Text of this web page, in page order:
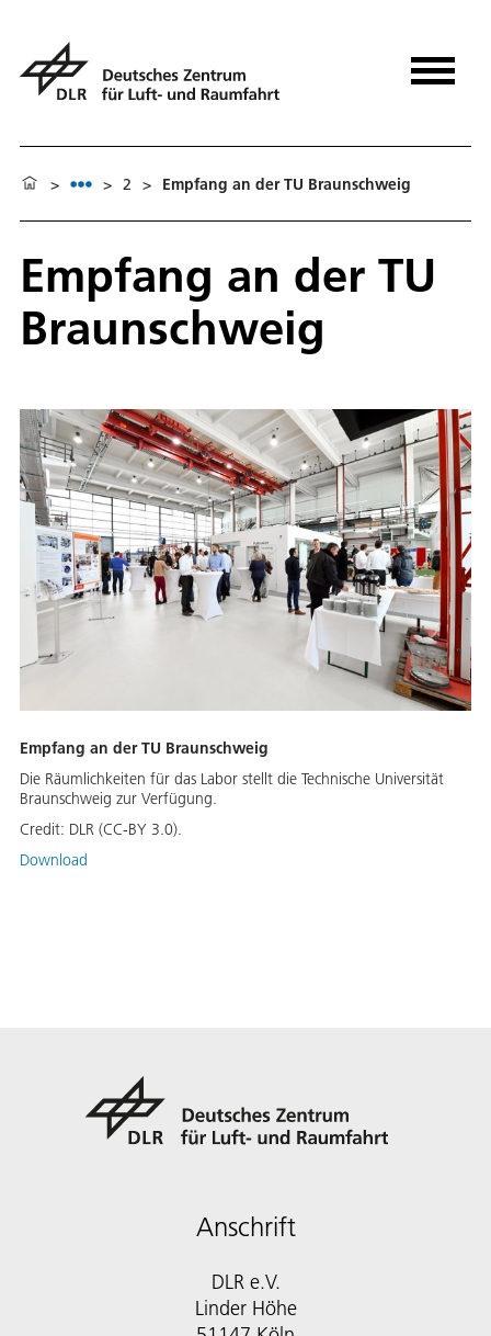
> > 2 > Empfang an der TU Braunschweig
Empfang an der TU
Braunschweig
Empfang an der TU Braunschweig
Die Räumlichkeiten für das Labor stellt die Technische Universität
Braunschweig zur Verfügung.
Credit: DLR (CC-BY 3.0).
Download
Anschrift
DLR e.V.
Linder Höhe